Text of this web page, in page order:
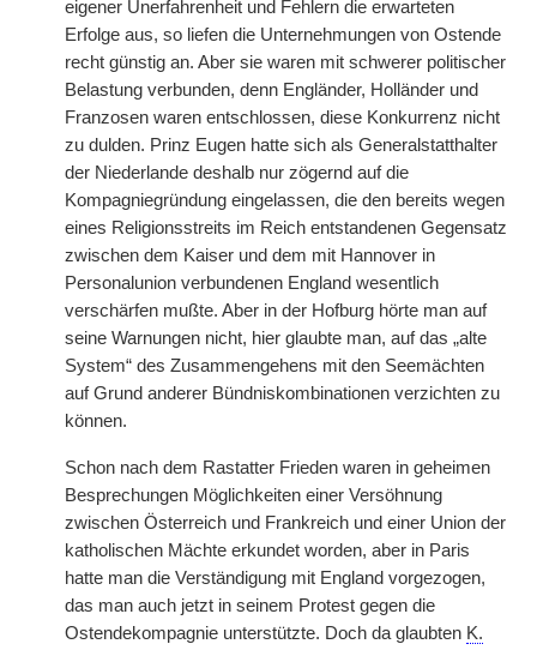
eigener Unerfahrenheit und Fehlern die erwarteten
Erfolge aus, so liefen die Unternehmungen von Ostende
recht günstig an. Aber sie waren mit schwerer politischer
Belastung verbunden, denn Engländer, Holländer und
Franzosen waren entschlossen, diese Konkurrenz nicht
zu dulden. Prinz Eugen hatte sich als Generalstatthalter
der Niederlande deshalb nur zögernd auf die
Kompagniegründung eingelassen, die den bereits wegen
eines Religionsstreits im Reich entstandenen Gegensatz
zwischen dem Kaiser und dem mit Hannover in
Personalunion verbundenen England wesentlich
verschärfen mußte. Aber in der Hofburg hörte man auf
seine Warnungen nicht, hier glaubte man, auf das „alte
System“ des Zusammengehens mit den Seemächten
auf Grund anderer Bündniskombinationen verzichten zu
können.
Schon nach dem Rastatter Frieden waren in geheimen
Besprechungen Möglichkeiten einer Versöhnung
zwischen Österreich und Frankreich und einer Union der
katholischen Mächte erkundet worden, aber in Paris
hatte man die Verständigung mit England vorgezogen,
das man auch jetzt in seinem Protest gegen die
Ostendekompagnie unterstützte. Doch da glaubten K.